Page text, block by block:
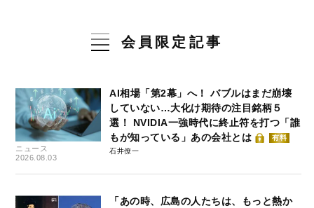
会員限定記事
ニュース
2026.08.03
AI相場「第2幕」へ！ バブルはまだ崩壊
していない…大化け期待の注目銘柄５
選！ NVIDIA一強時代に終止符を打つ「誰
もが知っている」あの会社とは
有料
石井僚一
「あの時、広島の人たちは、もっと熱か